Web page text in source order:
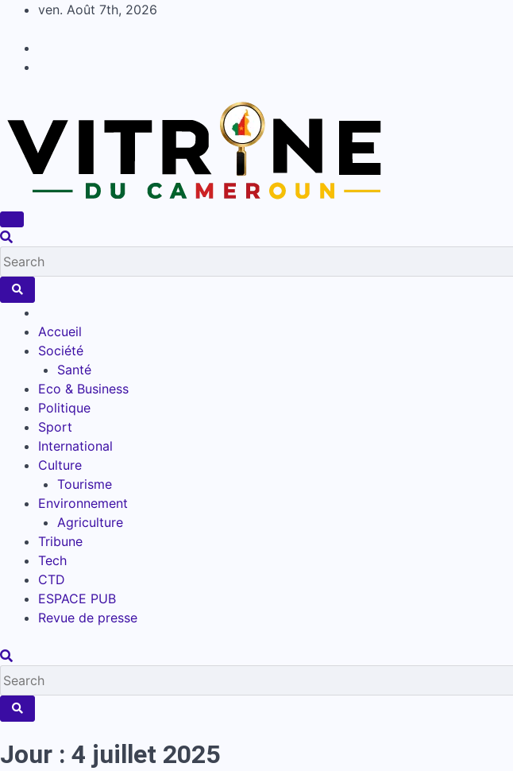
Skip
content
ven. Août 7th, 2026
Accueil
Société
Santé
Eco & Business
Politique
Sport
International
Culture
Tourisme
Environnement
Agriculture
Tribune
Tech
CTD
ESPACE PUB
Revue de presse
Jour : 4 juillet 2025